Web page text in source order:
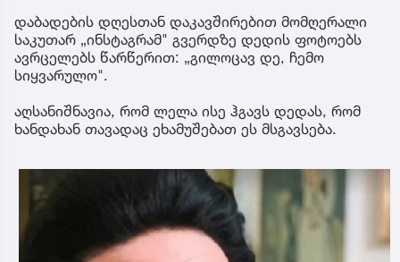
დაბადების დღესთან დაკავშირებით მომღერალი
საკუთარ „ინსტაგრამ" გვერდზე დედის ფოტოებს
ავრცელებს წარწერით: „გილოცავ დე, ჩემო
სიყვარულო".
აღსანიშნავია, რომ ლელა ისე ჰგავს დედას, რომ
ხანდახან თავადაც ეხამუშებათ ეს მსგავსება.